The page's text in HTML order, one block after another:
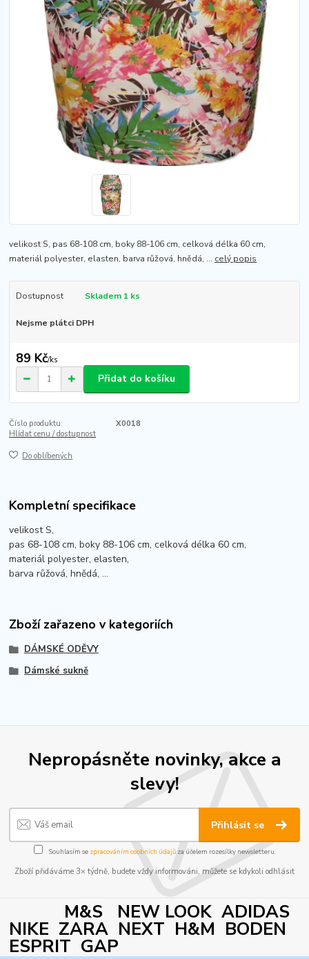
velikost S, pas 68-108 cm, boky 88-106 cm, celková délka 60 cm,
materiál polyester, elasten, barva růžová, hnědá, ... celý popis
Dostupnost Skladem 1 ks
Nejsme plátci DPH
89 Kč/ks
Přidat do košíku
Číslo produktu:
X0018
Hlídat cenu / dostupnost
Do oblíbených
Kompletní specifikace
velikost S,
pas 68-108 cm, boky 88-106 cm, celková délka 60 cm,
materiál polyester, elasten,
barva růžová, hnědá, ...
Zboží zařazeno v kategoriích
DÁMSKÉ ODĚVY
Dámské sukně
Nepropásněte novinky, akce a
slevy!
Přihlásit se
Souhlasím se zpracováním osobních údajůza účelem rozesílky newsletteru.
Zboží přidáváme 3× týdně, budete vždy informováni, můžete se kdykoli odhlásit
M&S NEW LOOK ADIDAS
NIKE ZARA NEXT H&M BODEN
ESPRIT GAP